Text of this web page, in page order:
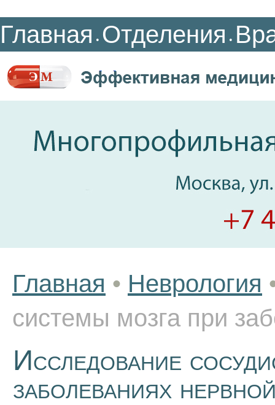
Главная • Отделения •
Главная • Неврология
системы мозга при
Исследование
заболеваниях